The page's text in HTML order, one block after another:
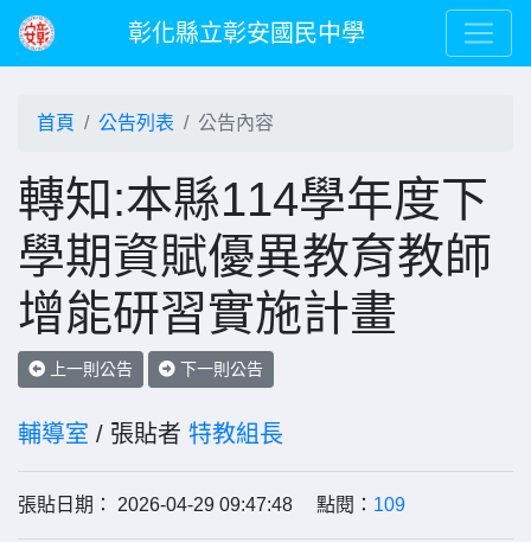
彰化縣立彰安國民中學
首頁 公告列表 公告內容
轉知:本縣114學年度下
學期資賦優異教育教師
增能研習實施計畫
上一則公告 下一則公告
輔導室 / 張貼者 特教組長
張貼日期： 2026-04-29 09:47:48 點閱： 109